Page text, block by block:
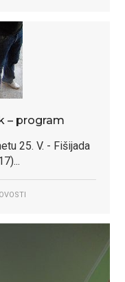
– program
25. V. - Fišijada